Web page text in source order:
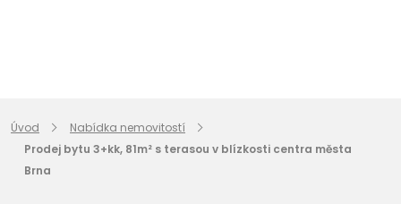
Úvod
Nabídka nemovitostí
Prodej bytu 3+kk, 81m² s terasou v blízkosti centra města
Brna